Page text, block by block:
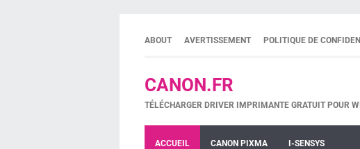
ABOUT AVERTISSEMENT POLITIQUE DE
CANON.FR
TÉLÉCHARGER DRIVER IMPRIMANTE GRATUIT POUR
ACCUEIL CANON PIXMA I-SENSYS